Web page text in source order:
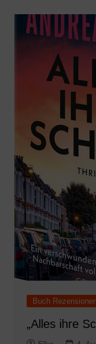
Buch
„Alles ihre